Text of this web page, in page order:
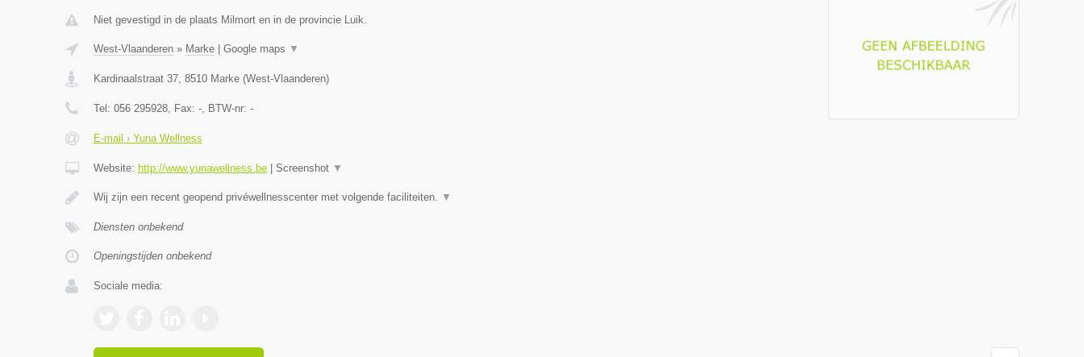
Niet gevestigd in de plaats Milmort en in de provincie Luik.
West-Vlaanderen» Marke| Google maps ▼
Kardinaalstraat 37, 8510 Marke(West-Vlaanderen)
Tel: 056 295928, Fax: -, BTW-nr: -
E-mail › Yuna Wellness
Website: http://www.yunawellness.be| Screenshot ▼
Wij zijn een recent geopend privéwellnesscenter met volgende faciliteiten. ▼
Diensten onbekend
Openingstijden onbekend
Sociale media: